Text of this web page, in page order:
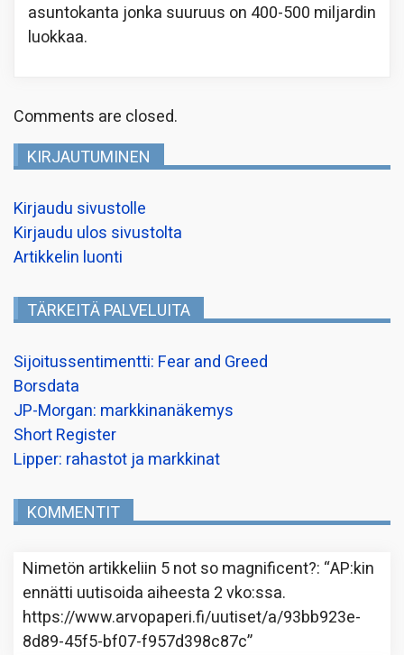
asuntokanta jonka suuruus on 400-500 miljardin
luokkaa.
Comments are closed.
KIRJAUTUMINEN
Kirjaudu sivustolle
Kirjaudu ulos sivustolta
Artikkelin luonti
TÄRKEITÄ PALVELUITA
Sijoitussentimentti: Fear and Greed
Borsdata
JP-Morgan: markkinanäkemys
Short Register
Lipper: rahastot ja markkinat
KOMMENTIT
Nimetön artikkeliin 5 not so magnificent?: “AP:kin
ennätti uutisoida aiheesta 2 vko:ssa.
https://www.arvopaperi.fi/uutiset/a/93bb923e-
8d89-45f5-bf07-f957d398c87c”